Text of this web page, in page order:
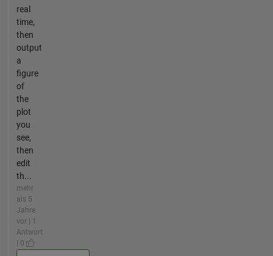
real
time,
then
output
a
figure
of
the
plot
you
see,
then
edit
th...
mehr
als 5
Jahre
vor | 1
Antwort
| 0